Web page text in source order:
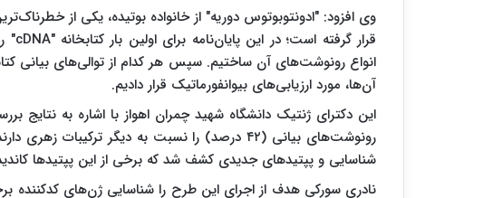
قرار گرفته است؛ در این پایان‌نامه برای اولین‌ بار کتابخانه "cDNA"
انواع رونوشت‌های آن ساختیم. سپس هر کدام از توالی‌های بیانی
آن‌ها، مورد ارزیابی‌های بیوانفورماتیک قرار دادیم.
این دکترای ژنتیک دانشگاه شهید چمران اهواز با اشاره به
رونوشت‌های بیانی (۴۲ درصد) را نسبت به دیگر
شناسایی و پپتیدهای جدیدی کشف شد که برخی از این پپتیدها
نادری سورکی هدف از اجرای این طرح را شناسایی ژن‌های کدکننده